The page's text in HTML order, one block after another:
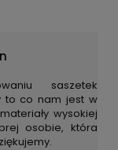
saszetek
to co nam jest w
wysokiej
osobie, która